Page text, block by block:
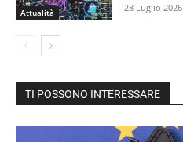
Attualità 28 Luglio 2026
TI POSSONO INTERESSARE